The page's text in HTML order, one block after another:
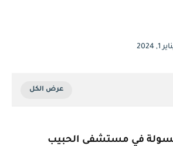
1, 2024
في مستشفى الحبيب